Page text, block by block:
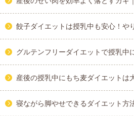
餃子ダイエットは授乳中も安心！や
グルテンフリーダイエットで授乳中
産後の授乳中にもち麦ダイエットは
寝ながら脚やせできるダイエット方